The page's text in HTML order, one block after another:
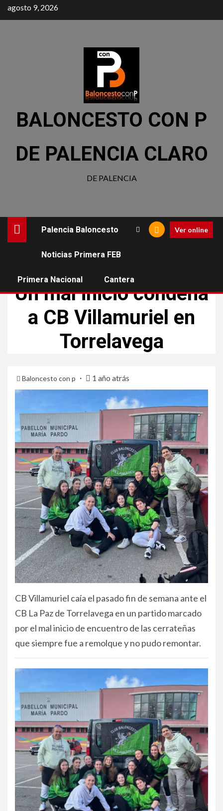
agosto 9, 2026
BALONCESTO CON P
DE PALENCIA CLARO
DE PALENCIA
Palencia Baloncesto
Noticias Primera FEB
Primera Nacional Cantera
Ver online
Un mal inicio condena
a CB Villamuriel en
Torrelavega
Baloncesto con p 1 año atrás
CB Villamuriel caía el pasado fin de semana ante el
CB La Paz de Torrelavega en un partido marcado
por el mal inicio de encuentro de las cerrateñas
que siempre fue a remolque y no pudo remontar.